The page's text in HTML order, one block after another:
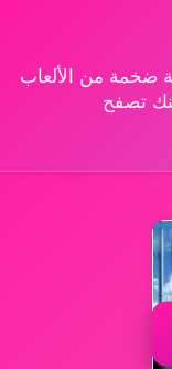
ضخمة من الألعاب
تصفح